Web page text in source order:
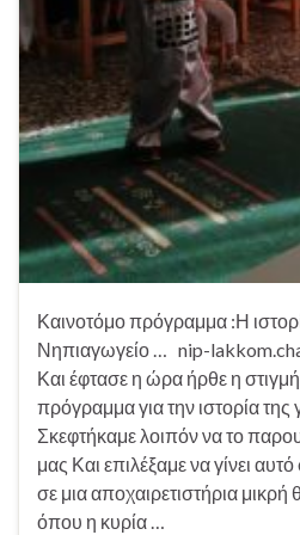
Καινοτόμο πρόγραμμα :Η
Νηπιαγωγείο … nip-
Και έφτασε η ώρα ήρθε η
πρόγραμμα για την ιστορία
Σκεφτήκαμε λοιπόν να το
μας Και επιλέξαμε να γίνει
σε μια αποχαιρετιστήρια
όπου η κυρία …